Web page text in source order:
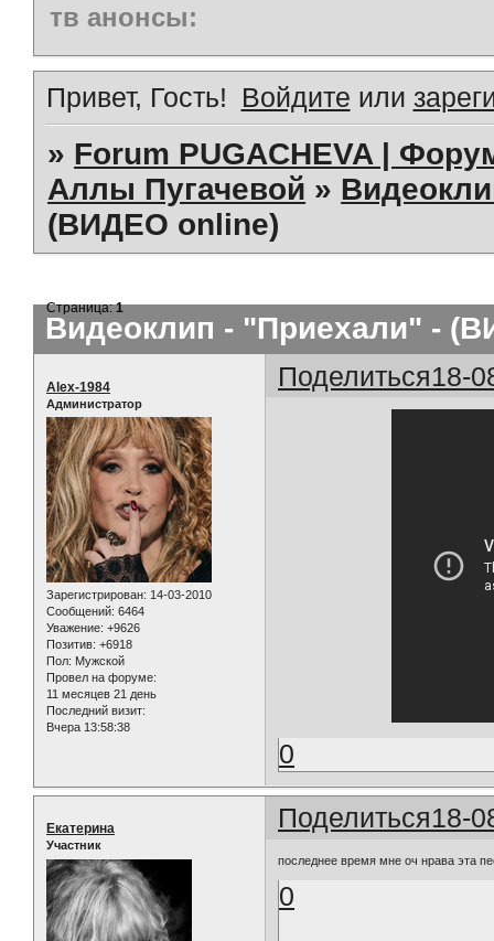
тв анонсы:
Привет, Гость! Войдите или
» Forum PUGACHEVA |
Аллы Пугачевой »
(ВИДЕО online)
Видеоклип - "Приехали" -
Страница:1
Поделиться18-
Alex-1984
Администратор
Зарегистрирован: 14-03-2010
Сообщений: 6464
Уважение: +9626
Позитив: +6918
Пол: Мужской
Провел на форуме:
11 месяцев 21 день
Последний визит:
Вчера 13:58:38
0
Поделиться18-
Екатерина
Участник
последнее время мне оч нрава эта
0